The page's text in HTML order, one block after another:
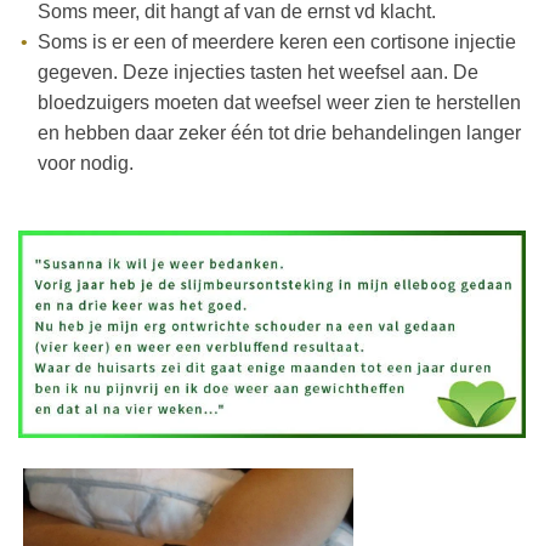
Soms meer, dit hangt af van de ernst vd klacht.
Soms is er een of meerdere keren een cortisone injectie
gegeven. Deze injecties tasten het weefsel aan. De
bloedzuigers moeten dat weefsel weer zien te herstellen
en hebben daar zeker één tot drie behandelingen langer
voor nodig.